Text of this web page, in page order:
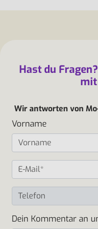
Hast du
Wir antworten von
Vorname
Dein Kommentar an